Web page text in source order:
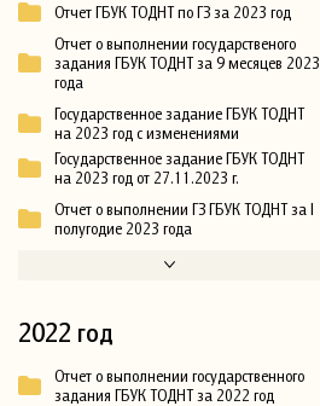
Отчет ГБУК ТОДНТ по ГЗ за 2023 год
Отчет о выполнении государственого
задания ГБУК ТОДНТ за 9 месяцев 2023
года
Государственное задание ГБУК ТОДНТ
на 2023 год с изменениями
Государственное задание ГБУК ТОДНТ
на 2023 год от 27.11.2023 г.
Отчет о выполнении ГЗ ГБУК ТОДНТ за I
полугодие 2023 года
2022 год
Отчет о выполнении государственного
задания ГБУК ТОДНТ за 2022 год